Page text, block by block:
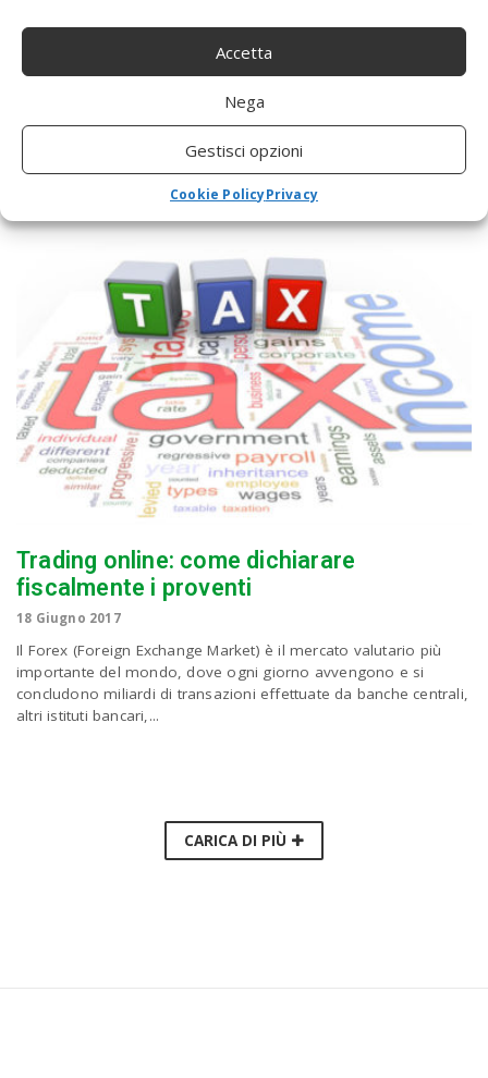
Accetta
Nega
Gestisci opzioni
Cookie PolicyPrivacy
agevolazioni fiscali
20 Giugno 2017
Al centro dello sviluppo economico della politica nazionale del
costituito dalle PMI italiane, che desiderano andare a passo con
Trading online: come dichiarare
fiscalmente i proventi
18 Giugno 2017
Il Forex (Foreign Exchange Market) è il mercato valutario più
importante del mondo, dove ogni giorno avvengono e si
concludono miliardi di transazioni effettuate da banche centrali,
altri istituti bancari,...
CARICA DI PIÙ